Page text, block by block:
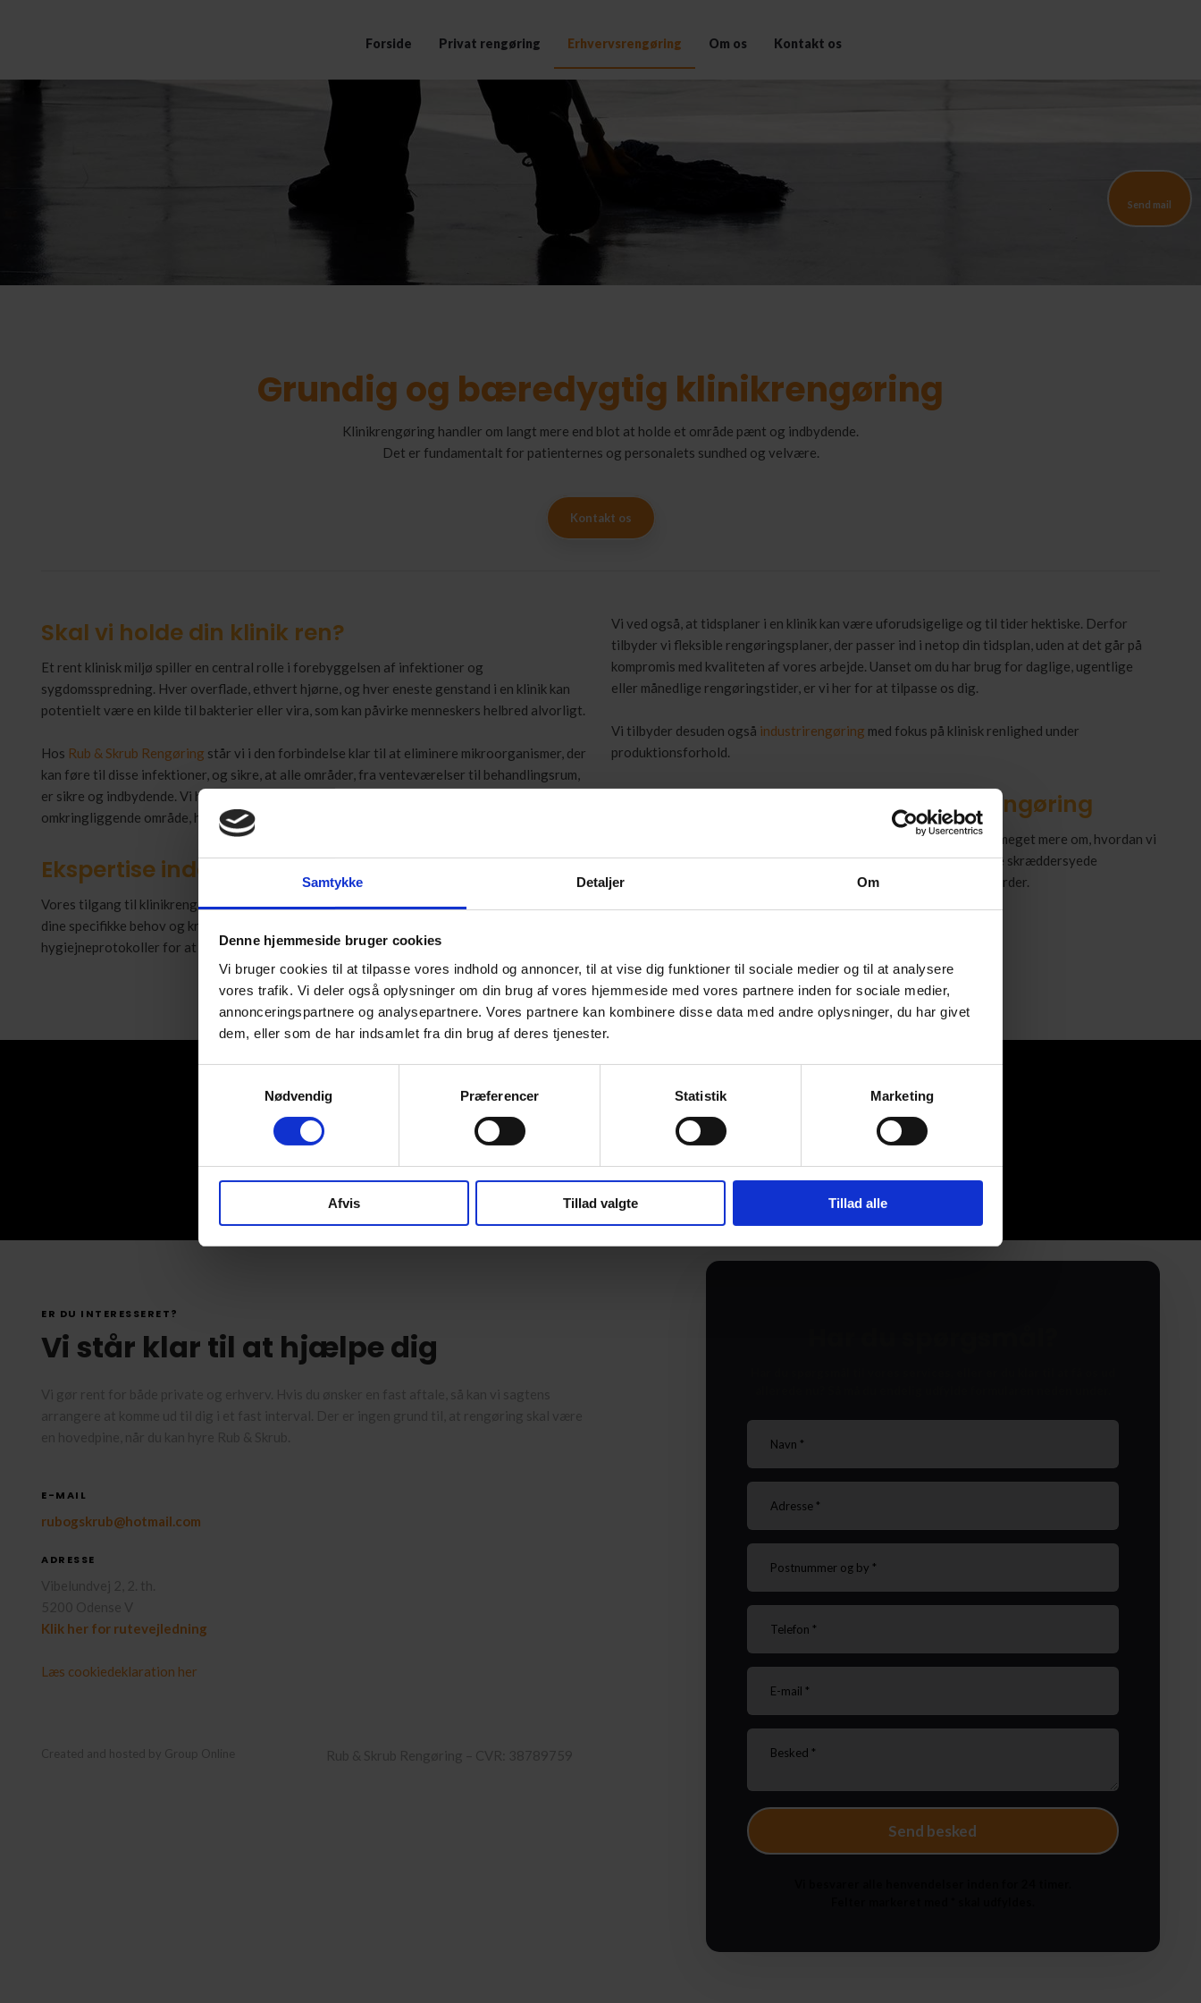
Samtykke Detaljer Om
Denne hjemmeside bruger cookies
Vi bruger cookies til at tilpasse vores indhold og annoncer, til at vise dig funktioner til sociale medier og til at analysere
vores trafik. Vi deler også oplysninger om din brug af vores hjemmeside med vores partnere inden for sociale medier,
annonceringspartnere og analysepartnere. Vores partnere kan kombinere disse data med andre oplysninger, du har givet
dem, eller som de har indsamlet fra din brug af deres tjenester.
Nødvendig
Præferencer Statistik Marketing
Afvis Tillad valgte Tillad alle
Forside Privat rengøring Erhvervsrengøring Om os Kontakt os
Send mail
Grundig og bæredygtig klinikrengøring
Klinikrengøring handler om langt mere end blot at holde et område pænt og indbydende.
​Det er fundamentalt for patienternes og personalets sundhed og velvære.​
Kontakt os
Skal vi holde din klinik ren?
Et rent klinisk miljø spiller en central rolle i forebyggelsen af infektioner og
sygdomsspredning. Hver overflade, ethvert hjørne, og hver eneste genstand i en klinik kan
potentielt være en kilde til bakterier eller vira, som kan påvirke menneskers helbred alvorligt.
Hos Rub & Skrub Rengøring står vi i den forbindelse klar til at eliminere mikroorganismer, der
kan føre til disse infektioner, og sikre, at alle områder, fra venteværelser til behandlingsrum,
er sikre og indbydende. Vi har base i Odense, men tilbyder også klinikrengøring i det
omkringliggende område, herunder Otterup og Kerteminde samt resten af Nordfyn.
Ekspertise inden for klinikrengøring
Vores tilgang til klinikrengøring er baseret på skræddersyede løsninger, der tager højde for
dine specifikke behov og krav. Vi bruger effektive rengøringsmidler og følger strenge
hygiejneprotokoller for at sikre, at alle overflader er fri for bakterier og snavs.
Vi ved også, at tidsplaner i en klinik kan være uforudsigelige og til tider hektiske. Derfor
tilbyder vi fleksible rengøringsplaner, der passer ind i netop din tidsplan, uden at det går på
kompromis med kvaliteten af vores arbejde. Uanset om du har brug for daglige, ugentlige
eller månedlige rengøringstider, er vi her for at tilpasse os dig.
Vi tilbyder desuden også industrirengøring med fokus på klinisk renlighed under
produktionsforhold.
Kontakt os for professionel klinikrengøring
Kontakt os i dag for et uforpligtende tilbud og lad os fortælle dig meget mere om, hvordan vi
kan gøre en forskel i din kliniks daglige drift. Vi står klar til at skabe skræddersyede
rengøringsløsninger, der opfylder dine behov og sikkerhedsstandarder.
ER DU INTERESSERET?
Vi står klar til at hjælpe dig
E-MAIL
rubogskrub@hotmail.com
ADRESSE
Klik her for rutevejledning
Læs cookiedeklaration her
Created and hosted by Group Online